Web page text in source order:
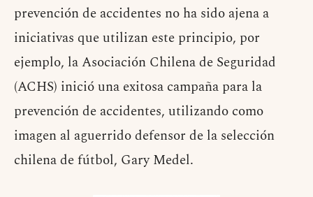
prevención de accidentes no ha sido ajena a
iniciativas que utilizan este principio, por
ejemplo, la Asociación Chilena de Seguridad
(ACHS) inició una exitosa campaña para la
prevención de accidentes, utilizando como
imagen al aguerrido defensor de la selección
chilena de fútbol, Gary Medel.